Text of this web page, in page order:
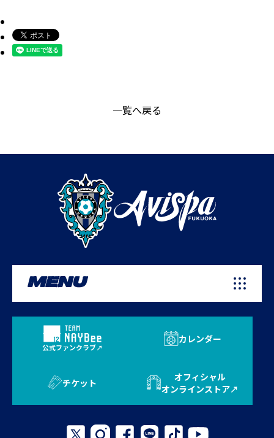
一覧へ戻る
MENU
公式ファンクラブ
カレンダー
チケット
オフィシャル
オンラインストア